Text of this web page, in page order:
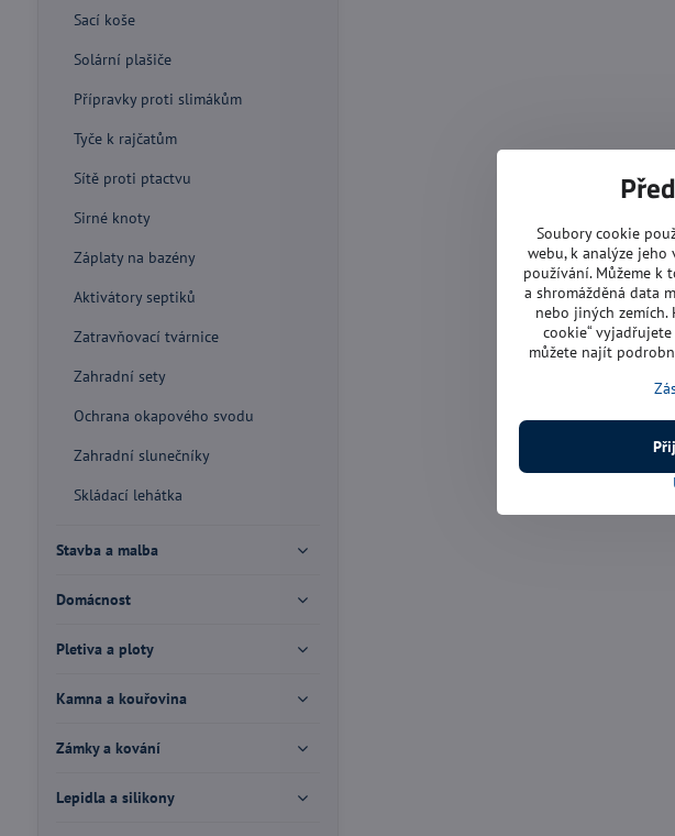
Sací koše
Solární plašiče
Přípravky proti slimákům
Tyče k rajčatům
Sítě proti ptactvu
Sirné knoty
Záplaty na bazény
Aktivátory septiků
Zatravňovací tvárnice
Zahradní sety
Ochrana okapového svodu
Zahradní slunečníky
Skládací lehátka
Stavba a malba
Domácnost
Pletiva a ploty
Kamna a kouřovina
Zámky a kování
Lepidla a silikony
Soubory cookie
webu, k analýze
používání. Můžeme k
a shromážděná data
nebo jiných
cookie“
můžete najít